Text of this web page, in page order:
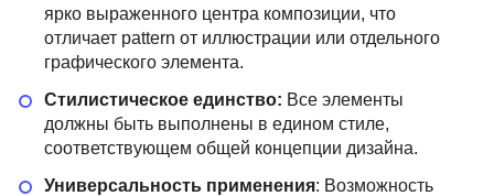
ярко выраженного центра композиции, что
отличает pattern от иллюстрации или отдельного
графического элемента.
Стилистическое единство: Все элементы
должны быть выполнены в едином стиле,
соответствующем общей концепции дизайна.
Универсальность применения: Возможность